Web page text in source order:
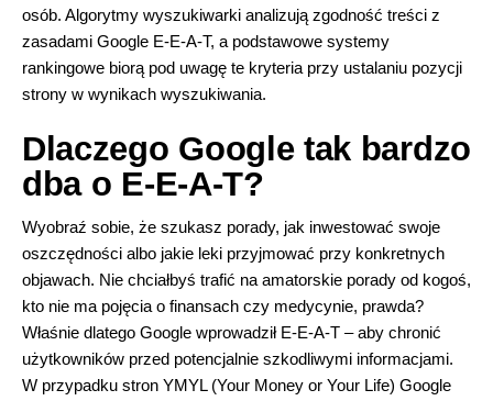
osób. Algorytmy wyszukiwarki analizują zgodność treści z
zasadami Google E-E-A-T, a podstawowe systemy
rankingowe biorą pod uwagę te kryteria przy ustalaniu pozycji
strony w wynikach wyszukiwania.
Dlaczego Google tak bardzo
dba o E-E-A-T?
Wyobraź sobie, że szukasz porady, jak inwestować swoje
oszczędności albo jakie leki przyjmować przy konkretnych
objawach. Nie chciałbyś trafić na amatorskie porady od kogoś,
kto nie ma pojęcia o finansach czy medycynie, prawda?
Właśnie dlatego Google wprowadził E-E-A-T – aby chronić
użytkowników przed potencjalnie szkodliwymi informacjami.
W przypadku stron YMYL (Your Money or Your Life) Google